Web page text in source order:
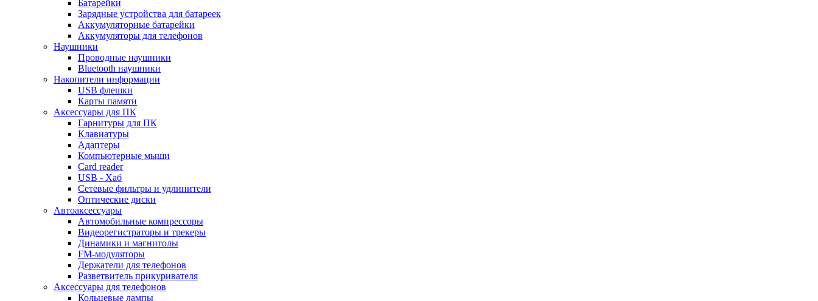
Батарейки
Зарядные устройства для батареек
Аккумуляторные батарейки
Аккумуляторы для телефонов
Наушники
Проводные наушники
Bluetooth наушники
Накопители информации
USB флешки
Карты памяти
Аксессуары для ПК
Гарнитуры для ПК
Клавиатуры
Адаптеры
Компьютерные мыши
Card reader
USB - Xaб
Сетевые фильтры и удлинители
Оптические диски
Автоаксессуары
Автомобильные компрессоры
Видеорегистраторы и трекеры
Динамики и магнитолы
FM-модуляторы
Держатели для телефонов
Разветвитель прикуривателя
Аксессуары для телефонов
Кольцевые лампы